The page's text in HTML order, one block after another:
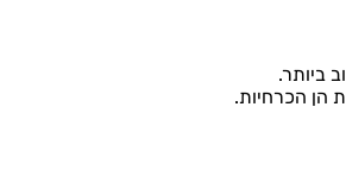
הן הכרחיות.